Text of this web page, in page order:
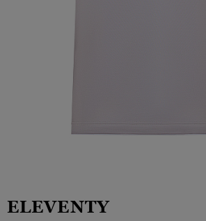
ELEVENTY